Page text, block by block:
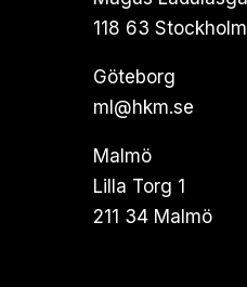
118 63 Stockholm
Göteborg
ml@hkm.se
Malmö
Lilla Torg 1
211 34 Malmö